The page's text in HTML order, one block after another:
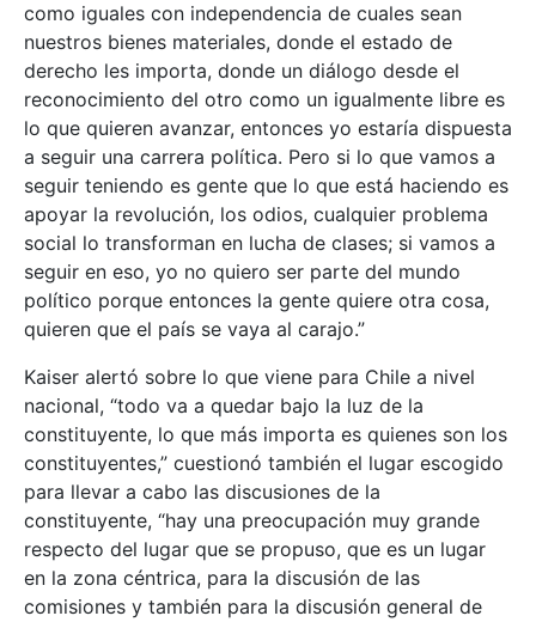
como iguales con independencia de cuales sean
nuestros bienes materiales, donde el estado de
derecho les importa, donde un diálogo desde el
reconocimiento del otro como un igualmente libre es
lo que quieren avanzar, entonces yo estaría dispuesta
a seguir una carrera política. Pero si lo que vamos a
seguir teniendo es gente que lo que está haciendo es
apoyar la revolución, los odios, cualquier problema
social lo transforman en lucha de clases; si vamos a
seguir en eso, yo no quiero ser parte del mundo
político porque entonces la gente quiere otra cosa,
quieren que el país se vaya al carajo.”
Kaiser alertó sobre lo que viene para Chile a nivel
nacional, “todo va a quedar bajo la luz de la
constituyente, lo que más importa es quienes son los
constituyentes,” cuestionó también el lugar escogido
para llevar a cabo las discusiones de la
constituyente, “hay una preocupación muy grande
respecto del lugar que se propuso, que es un lugar
en la zona céntrica, para la discusión de las
comisiones y también para la discusión general de